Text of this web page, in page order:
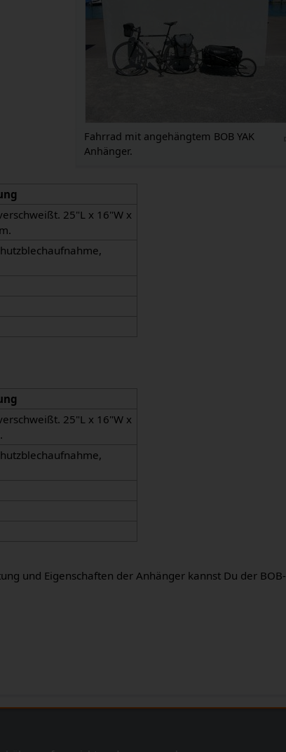
Fahrrad mit angehängtem BOB YAK
Anhänger.
25"L x 16"W x
25"L x 16"W x
und Eigenschaften der Anhänger kannst Du der BOB-